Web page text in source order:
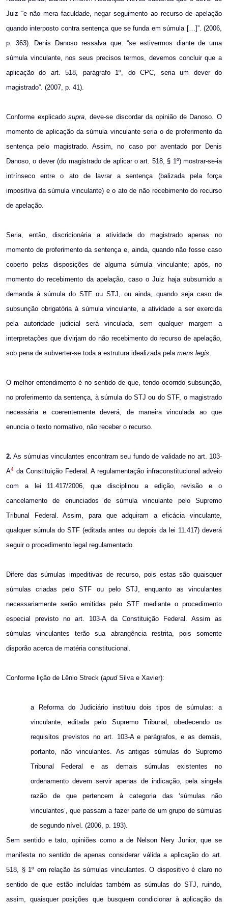
Juiz “e não mera faculdade, negar seguimento ao recurso de apelação
quando interposto contra sentença que se funda em súmula […]”. (2006,
p. 363). Denis Danoso ressalva que: “se estivermos diante de uma
súmula vinculante, nos seus precisos termos, devemos concluir que a
aplicação do art. 518, parágrafo 1º, do CPC, seria um dever do
magistrado”. (2007, p. 41).
Conforme explicadosupra, deve-se discordar da opinião de Danoso. O
momento de aplicação da súmula vinculante seria o de proferimento da
sentença pelo magistrado. Assim, no caso por aventado por Denis
Danoso, o dever (do magistrado de aplicar o art. 518, § 1º) mostrar-se-ia
intrínseco entre o ato de lavrar a sentença (balizada pela força
impositiva da súmula vinculante) e o ato de não recebimento do recurso
de apelação.
Seria, então, discricionária a atividade do magistrado apenas no
momento de proferimento da sentença e, ainda, quando não fosse caso
coberto pelas disposições de alguma súmula vinculante; após, no
momento do recebimento da apelação, caso o Juiz haja subsumido a
demanda à súmula do STF ou STJ, ou ainda, quando seja caso de
subsunção obrigatória à súmula vinculante, a atividade a ser exercida
pela autoridade judicial será vinculada, sem qualquer margem a
interpretações que divirjam do não recebimento do recurso de apelação,
sob pena de subverter-se toda a estrutura idealizada pela mens legis.
O melhor entendimento é no sentido de que, tendo ocorrido subsunção,
no proferimento da sentença, à súmula do STJ ou do STF, o magistrado
necessária e coerentemente deverá, de maneira vinculada ao que
enuncia o texto normativo, não receber o recurso.
2. As súmulas vinculantes encontram seu fundo de validade no art. 103-
A4 da Constituição Federal. A regulamentação infraconstitucional adveio
com a lei 11.417/2006, que disciplinou a edição, revisão e o
cancelamento de enunciados de súmula vinculante pelo Supremo
Tribunal Federal. Assim, para que adquiram a eficácia vinculante,
qualquer súmula do STF (editada antes ou depois da lei 11.417) deverá
seguir o procedimento legal regulamentado.
Difere das súmulas impeditivas de recurso, pois estas são quaisquer
súmulas criadas pelo STF ou pelo STJ, enquanto as vinculantes
necessariamente serão emitidas pelo STF mediante o procedimento
especial previsto no art. 103-A da Constituição Federal. Assim as
súmulas vinculantes terão sua abrangência restrita, pois somente
disporão acerca de matéria constitucional.
Conforme lição de Lênio Streck (apudSilva e Xavier):
a Reforma do Judiciário instituiu dois tipos de súmulas: a
vinculante, editada pelo Supremo Tribunal, obedecendo os
requisitos previstos no art. 103-A e parágrafos, e as demais,
portanto, não vinculantes. As antigas súmulas do Supremo
Tribunal Federal e as demais súmulas existentes no
ordenamento devem servir apenas de indicação, pela singela
razão de que pertencem à categoria das ‘súmulas não
vinculantes’, que passam a fazer parte de um grupo de súmulas
de segundo nível. (2006, p. 193).
Sem sentido e tato, opiniões como a de Nelson Nery Junior, que se
manifesta no sentido de apenas considerar válida a aplicação do art.
518, § 1º em relação às súmulas vinculantes. O dispositivo é claro no
sentido de que estão incluídas também as súmulas do STJ, ruindo,
assim, quaisquer posições que busquem condicionar à aplicação da